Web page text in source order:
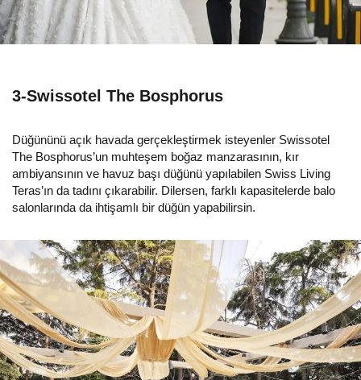
3-Swissotel The Bosphorus
Düğününü açık havada gerçekleştirmek isteyenler Swissotel
The Bosphorus’un muhteşem boğaz manzarasının, kır
ambiyansının ve havuz başı düğünü yapılabilen Swiss Living
Teras’ın da tadını çıkarabilir. Dilersen, farklı kapasitelerde balo
salonlarında da ihtişamlı bir düğün yapabilirsin.